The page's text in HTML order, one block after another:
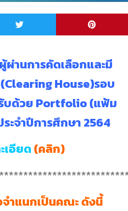
ผ่านการคัดเลือกและมี
House)รอบ
รับด้วย Portfolio (แฟ้ม
ะจำปีการศึกษา 2564
เอียด (คลิก)
จำแนกเป็นคณะ ดังนี้